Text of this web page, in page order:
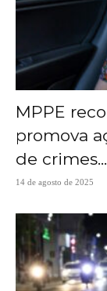
MPPE
promova
de crimes...
14 de agosto de 2025